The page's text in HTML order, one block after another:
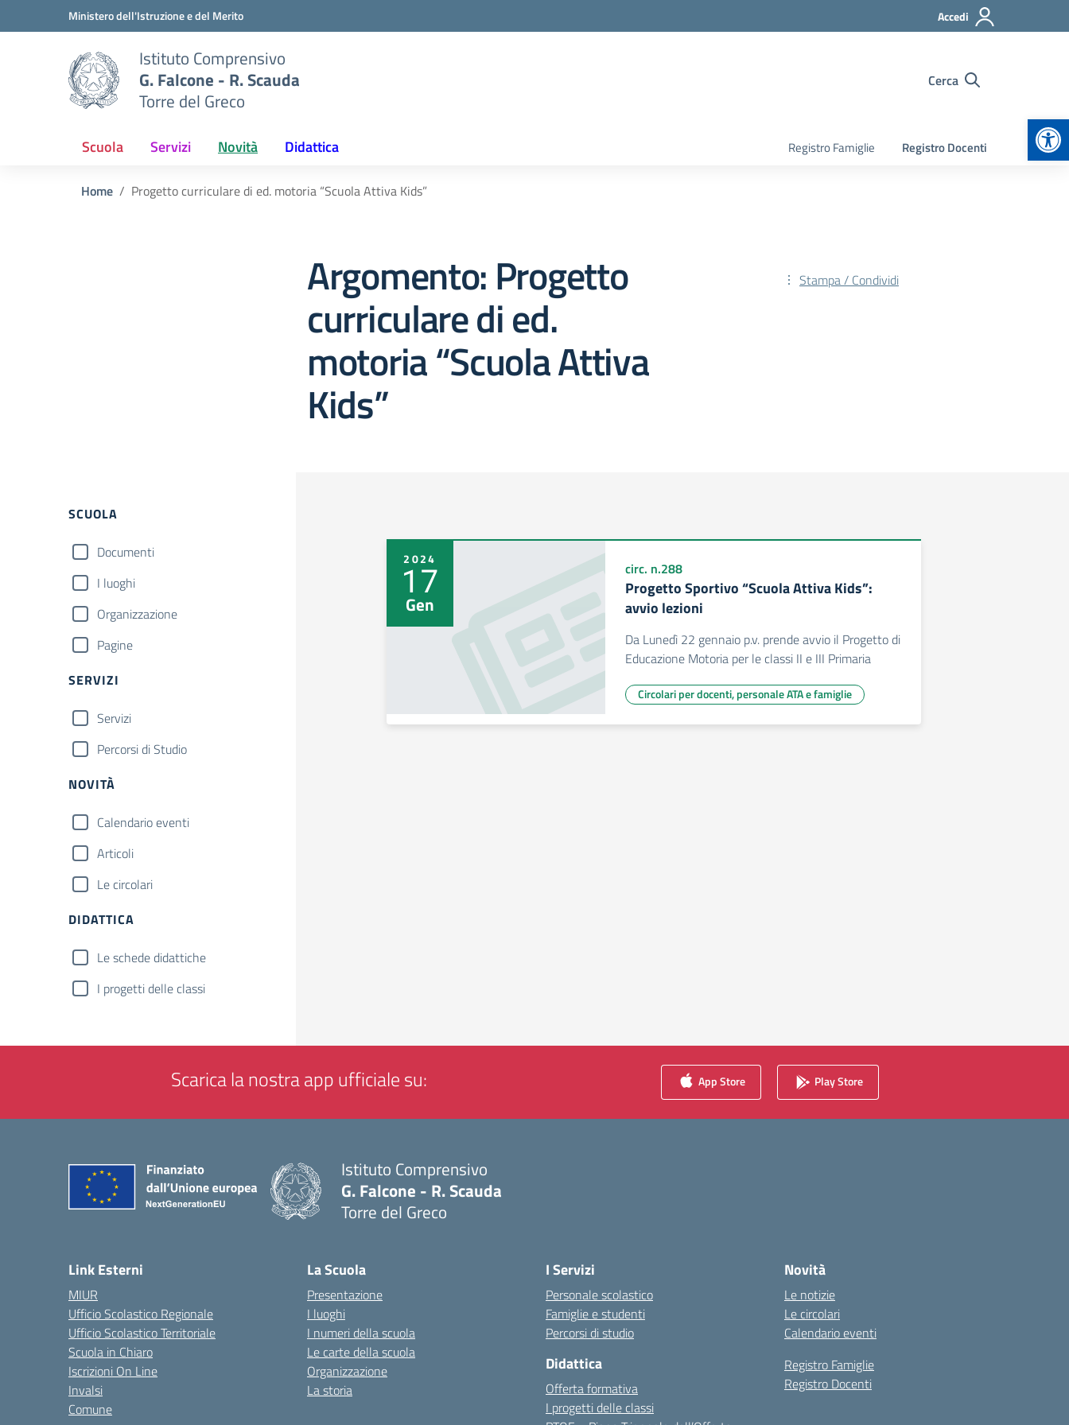
Vai ai contenuti
Vai al menu di navigazioneMinistero dell'Istruzione e del Merito Accedi
Istituto Comprensivo
G. Falcone - R. Scauda
Torre del Greco
Cerca
Scuola Servizi Novità Didattica Registro Famiglie Registro Docenti
Home Progetto curriculare di ed. motoria “Scuola Attiva Kids”
Argomento: Progetto
curriculare di ed.
motoria “Scuola Attiva
Kids”
Stampa / Condividi
Filtri
SCUOLA
Documenti
I luoghi
Organizzazione
Pagine
SERVIZI
Servizi
Percorsi di Studio
NOVITÀ
Calendario eventi
Articoli
Le circolari
DIDATTICA
Le schede didattiche
I progetti delle classi
2024
17
Gen
circ. n.288
Progetto Sportivo “Scuola Attiva Kids”:
avvio lezioni
Da Lunedì 22 gennaio p.v. prende avvio il Progetto di
Educazione Motoria per le classi II e III Primaria
Circolari per docenti, personale ATA e famiglie
Scarica la nostra app ufficiale su: App Store Play Store
Istituto Comprensivo
G. Falcone - R. Scauda
Torre del Greco
Link Esterni
MIUR
Ufficio Scolastico Regionale
Ufficio Scolastico Territoriale
Scuola in Chiaro
Iscrizioni On Line
Invalsi
Comune
La Scuola
Presentazione
I luoghi
I numeri della scuola
Le carte della scuola
Organizzazione
La storia
I Servizi
Personale scolastico
Famiglie e studenti
Percorsi di studio
Didattica
Offerta formativa
I progetti delle classi
Novità
Le notizie
Le circolari
Calendario eventi
Registro Famiglie
Registro Docenti